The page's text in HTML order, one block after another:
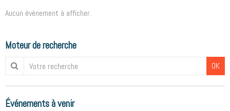
Aucun évènement à afficher.
Moteur de recherche
OK
Événements à venir